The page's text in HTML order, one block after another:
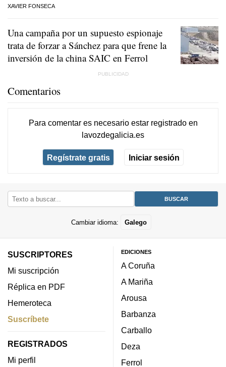
XAVIER FONSECA
Una campaña por un supuesto espionaje
trata de forzar a Sánchez para que frene la
inversión de la china SAIC en Ferrol
Comentarios
Para comentar es necesario estar registradoen
lavozdegalicia.es
Regístrate gratis Iniciar sesión
Cambiar idioma: Galego
SUSCRIPTORES
Mi suscripción
Réplica en PDF
Hemeroteca
Suscríbete
REGISTRADOS
Mi perfil
EDICIONES
A Coruña
A Mariña
Arousa
Barbanza
Carballo
Deza
Ferrol